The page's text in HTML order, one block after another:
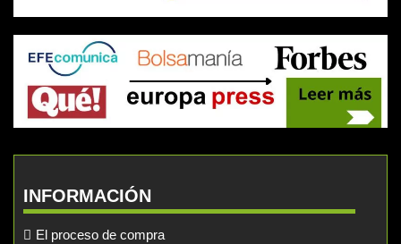
INFORMACIÓN
El proceso de compra